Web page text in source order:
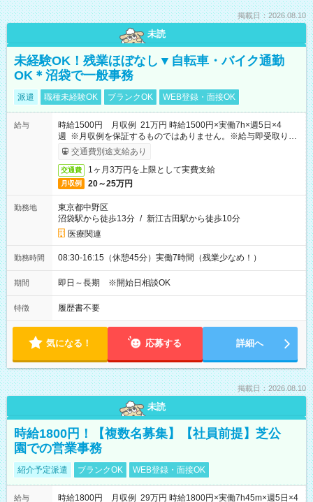
掲載日：2026.08.10
未読
未経験OK！残業ほぼなし▼自転車・バイク通勤
OK＊沼袋で一般事務
派遣 職種未経験OK ブランクOK WEB登録・面接OK
給与
時給1500円 月収例 21万円 時給1500円×実働7h×週5日×4
週 ※月収例を保証するものではありません。※給与即受取りサ
ービス利用可（利用条件有）
交通費別途支給あり
交通費 1ヶ月3万円を上限として実費支給
月収例 20～25万円
勤務地
東京都中野区
沼袋駅から徒歩13分 / 新江古田駅から徒歩10分
医療関連
勤務時間 08:30-16:15（休憩45分）実働7時間（残業少なめ！）
期間 即日～長期 ※開始日相談OK
特徴 履歴書不要
気になる！ 応募する 詳細へ
掲載日：2026.08.10
未読
時給1800円！【複数名募集】【社員前提】芝公
園での営業事務
紹介予定派遣 ブランクOK WEB登録・面接OK
給与
時給1800円 月収例 29万円 時給1800円×実働7h45m×週5日×4